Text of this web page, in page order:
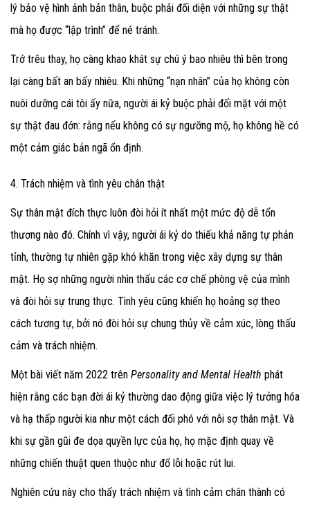
lý bảo vệ hình ảnh bản thân, buộc phải đối diện với những sự thật
mà họ được “lập trình” để né tránh.
Trớ trêu thay, họ càng khao khát sự chú ý bao nhiêu thì bên trong
lại càng bất an bấy nhiêu. Khi những “nạn nhân” của họ không còn
nuôi dưỡng cái tôi ấy nữa, người ái kỷ buộc phải đối mặt với một
sự thật đau đớn: rằng nếu không có sự ngưỡng mộ, họ không hề có
một cảm giác bản ngã ổn định.
4. Trách nhiệm và tình yêu chân thật
Sự thân mật đích thực luôn đòi hỏi ít nhất một mức độ dễ tổn
thương nào đó. Chính vì vậy, người ái kỷ do thiếu khả năng tự phản
tỉnh, thường tự nhiên gặp khó khăn trong việc xây dựng sự thân
mật. Họ sợ những người nhìn thấu các cơ chế phòng vệ của mình
và đòi hỏi sự trung thực. Tình yêu cũng khiến họ hoảng sợ theo
cách tương tự, bởi nó đòi hỏi sự chung thủy về cảm xúc, lòng thấu
cảm và trách nhiệm.
Một bài viết năm 2022 trên Personality and Mental Health phát
hiện rằng các bạn đời ái kỷ thường dao động giữa việc lý tưởng hóa
và hạ thấp người kia như một cách đối phó với nỗi sợ thân mật. Và
khi sự gần gũi đe dọa quyền lực của họ, họ mặc định quay về
những chiến thuật quen thuộc như đổ lỗi hoặc rút lui.
Nghiên cứu này cho thấy trách nhiệm và tình cảm chân thành có